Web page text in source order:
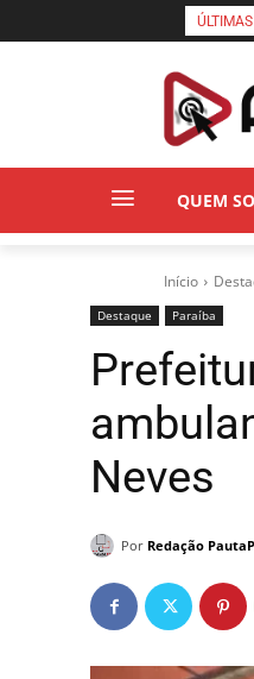
ÚLTIMAS
QUEM
Início
Destaque Paraí­ba
Neves
Por Redação